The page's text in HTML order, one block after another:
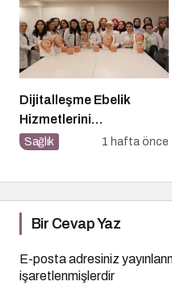
Dijitalleşme Ebelik
Hizmetlerini
Dönüştürüyor
Sağlık 1 hafta önce
Bir Cevap Yaz
E-posta adresiniz
işaretlenmişlerdir